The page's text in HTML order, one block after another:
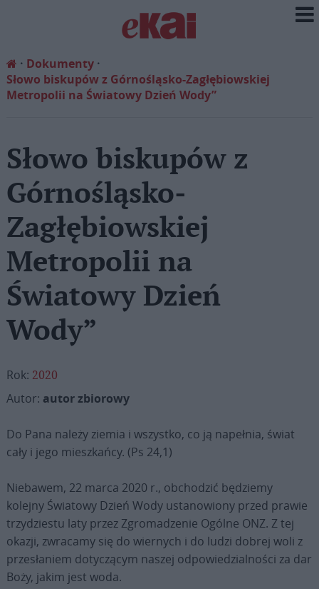
Dokumenty
Słowo biskupów z Górnośląsko-Zagłębiowskiej
Metropolii na Światowy Dzień Wody”
Słowo biskupów z
Górnośląsko-
Zagłębiowskiej
Metropolii na
Światowy Dzień
Wody”
Rok: 2020
Autor: autor zbiorowy
Do Pana należy ziemia i wszystko, co ją napełnia, świat
cały i jego mieszkańcy. (Ps 24,1)
Niebawem, 22 marca 2020 r., obchodzić będziemy
kolejny Światowy Dzień Wody ustanowiony przed prawie
trzydziestu laty przez Zgromadzenie Ogólne ONZ. Z tej
okazji, zwracamy się do wiernych i do ludzi dobrej woli z
przesłaniem dotyczącym naszej odpowiedzialności za dar
Boży, jakim jest woda.